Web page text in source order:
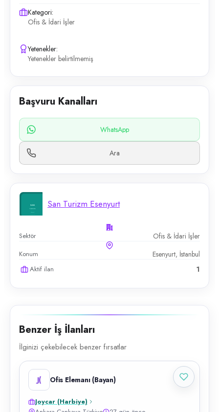
Kategori:
Ofis & İdari İşler
Yetenekler:
Yetenekler belirtilmemiş
Başvuru Kanalları
WhatsApp
Ara
San Turizm Esenyurt
Sektör Ofis & İdari İşler
Konum Esenyurt, İstanbul
Aktif ilan 1
Benzer İş İlanları
İlginizi çekebilecek benzer fırsatlar
J( Ofis Elemanı (Bayan)
Joycar (Harbiye)